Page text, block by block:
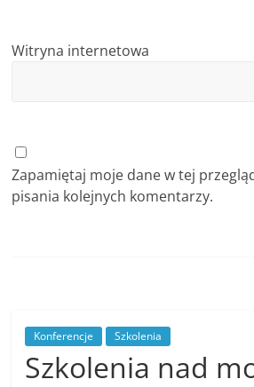
Witryna internetowa
Zapamiętaj moje dane w tej
pisania kolejnych komentarzy.
Konferencje Szkolenia
Szkolenia nad